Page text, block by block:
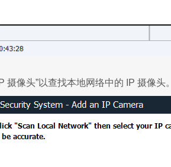
摄像头”以查找本地网络中的 IP 摄像头。